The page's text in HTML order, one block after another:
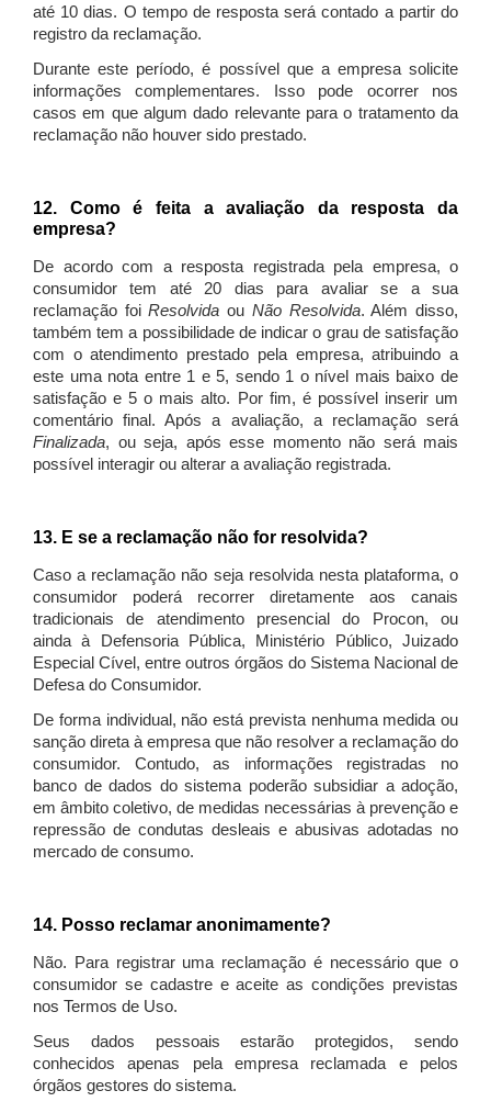
até 10 dias. O tempo de resposta será contado a partir do
registro da reclamação.
Durante este período, é possível que a empresa solicite
informações complementares. Isso pode ocorrer nos
casos em que algum dado relevante para o tratamento da
reclamação não houver sido prestado.
12. Como é feita a avaliação da resposta da
empresa?
De acordo com a resposta registrada pela empresa, o
consumidor tem até 20 dias para avaliar se a sua
reclamação foiResolvida ou Não Resolvida. Além disso,
também tem a possibilidade de indicar o grau de satisfação
com o atendimento prestado pela empresa, atribuindo a
este uma nota entre 1 e 5, sendo 1 o nível mais baixo de
satisfação e 5 o mais alto. Por fim, é possível inserir um
comentário final. Após a avaliação, a reclamação será
Finalizada, ou seja, após esse momento não será mais
possível interagir ou alterar a avaliação registrada.
13. E se a reclamação não for resolvida?
Caso a reclamação não seja resolvida nesta plataforma, o
consumidor poderá recorrer diretamente aos canais
tradicionais de atendimento presencial do Procon, ou
ainda à Defensoria Pública, Ministério Público, Juizado
Especial Cível, entre outros órgãos do Sistema Nacional de
Defesa do Consumidor.
De forma individual, não está prevista nenhuma medida ou
sanção direta à empresa que não resolver a reclamação do
consumidor. Contudo, as informações registradas no
banco de dados do sistema poderão subsidiar a adoção,
em âmbito coletivo, de medidas necessárias à prevenção e
repressão de condutas desleais e abusivas adotadas no
mercado de consumo.
14. Posso reclamar anonimamente?
Não. Para registrar uma reclamação é necessário que o
consumidor se cadastre e aceite as condições previstas
nos Termos de Uso.
Seus dados pessoais estarão protegidos, sendo
conhecidos apenas pela empresa reclamada e pelos
órgãos gestores do sistema.